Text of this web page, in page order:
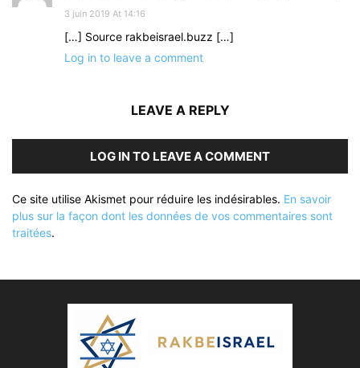
3 juin 2019 At 14:16
[…] Source rakbeisrael.buzz […]
Log in to leave a comment
LEAVE A REPLY
LOG IN TO LEAVE A COMMENT
Ce site utilise Akismet pour réduire les indésirables. En savoir
plus sur la façon dont les données de vos commentaires sont
traitées.